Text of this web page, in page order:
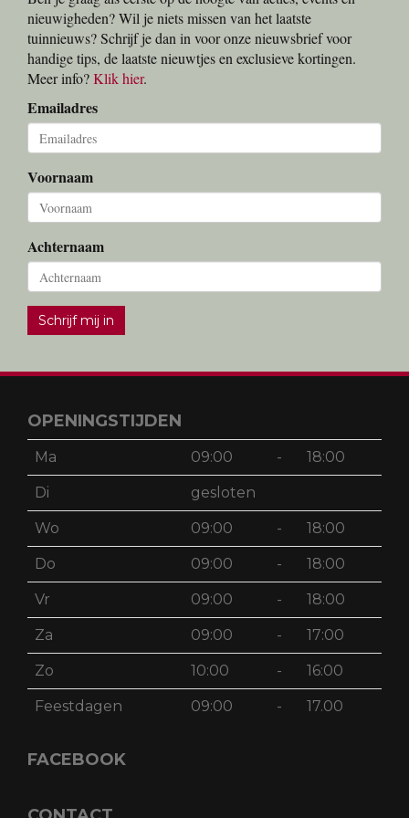
nieuwigheden? Wil je niets missen van het laatste
tuinnieuws? Schrijf je dan in voor onze nieuwsbrief voor
handige tips, de laatste nieuwtjes en exclusieve kortingen.
Meer info?Klik hier.
Emailadres
Voornaam
Achternaam
Schrijf mij in
OPENINGSTIJDEN
Ma 09:00 - 18:00
Di gesloten
Wo 09:00 - 18:00
Do 09:00 - 18:00
Vr 09:00 - 18:00
Za 09:00 - 17:00
Zo 10:00 - 16:00
Feestdagen 09:00 - 17.00
FACEBOOK